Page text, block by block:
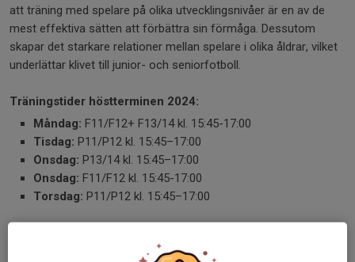
att träning med spelare på olika utvecklingsnivåer är en av de
mest effektiva sätten att förbättra sin förmåga. Dessutom
skapar det starkare relationer mellan spelare i olika åldrar, vilket
underlättar klivet till junior- och seniorfotboll.
Träningstider höstterminen 2024:
Måndag: F11/F12+ F13/14 kl. 15:45-17:00
Tisdag: P11/P12 kl. 15:45–17:00
Onsdag: P13/14 kl. 15:45–17:00
Onsdag: F11/F12 kl. 15:45-17:00
Torsdag: P11/P12 kl. 15:45–17:00